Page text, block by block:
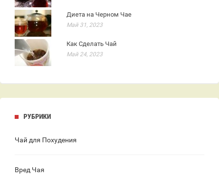
Диета на Черном Чае
Май 31, 2023
Как Сделать Чай
Май 24, 2023
РУБРИКИ
Чай для Похудения
Вред Чая